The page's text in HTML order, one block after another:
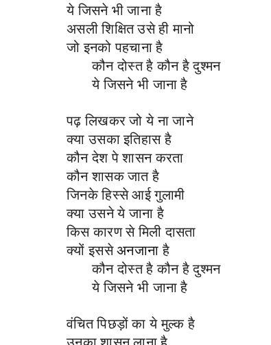
ये जिसने भी जाना है
असली शिक्षित उसे ही मानो
जो इनको पहचाना है
कौन दोस्त है कौन है दुश्मन
ये जिसने भी जाना है
पढ़ लिखकर जो ये ना जाने
क्या उसका इतिहास है
कौन देश पे शासन करता
कौन शासक जात है
जिनके हिस्से आई गुलामी
क्या उसने ये जाना है
किस कारण से मिली दासता
क्यों इससेअनजानाहै
कौन दोस्त है कौन है दुश्मन
ये जिसने भी जाना है
वंचित पिछड़ों का ये मुल्क है